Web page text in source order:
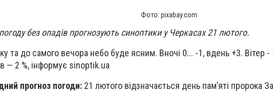
Фото: pixabay.com
без опадів прогнозують синоптики у Черкасах 21 лютого.
та до самого вечора небо буде ясним. Вночі 0... -1, вдень +3. Вітер
— 2 %, інформує sinoptik.ua
прогноз погоди: 21 лютого відзначається день пам’яті пророка